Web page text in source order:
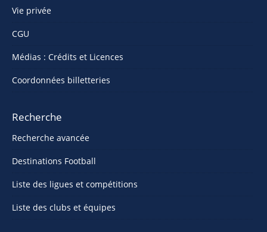
Vie privée
CGU
Médias : Crédits et Licences
Coordonnées billetteries
Recherche
Recherche avancée
Destinations Football
Liste des ligues et compétitions
Liste des clubs et équipes